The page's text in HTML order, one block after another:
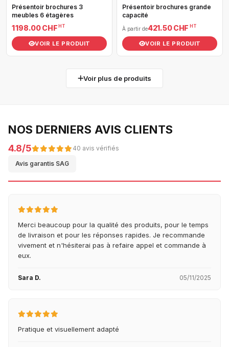
Présentoir brochures 3
meubles 6 étagères
1 198.00 CHF HT
VOIR LE PRODUIT
Présentoir brochures grande
capacité
À partir de421.50 CHF HT
VOIR LE PRODUIT
Voir plus de produits
NOS DERNIERS AVIS CLIENTS
4.8/5 40 avis vérifiés
Avis garantis SAG
Merci beaucoup pour la qualité des produits, pour le temps
de livraison et pour les réponses rapides. Je recommande
vivement et n'hésiterai pas à refaire appel et commande à
eux.
Sara D. 05/11/2025
Pratique et visuellement adapté